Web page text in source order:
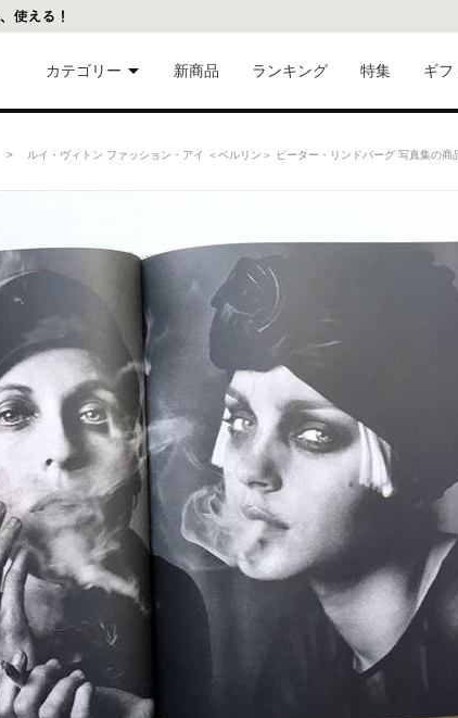
カテゴリー
美術品
映像・音
楽
文具
家電
eギフト
新商品 ランキング 特集 ギフ
ギフトに
> ルイ・ヴィトン ファッション・アイ ＜ベルリン＞ ピーター・リンドバーグ 写真集の商